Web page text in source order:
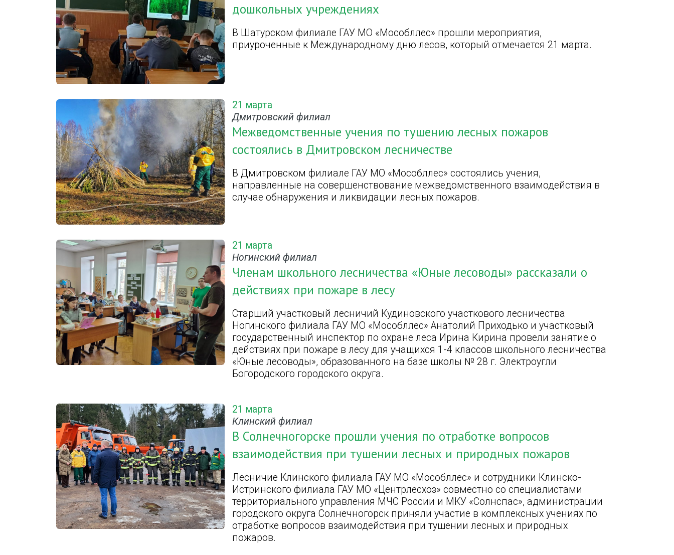
дошкольных учреждениях
В Шатурском филиале ГАУ МО «Мособллес» прошли мероприятия,
приуроченные к Международному дню лесов, который отмечается 21 марта.
21 марта
Дмитровский филиал
Межведомственные учения по тушению лесных пожаров
состоялись в Дмитровском лесничестве
В Дмитровском филиале ГАУ МО «Мособллес» состоялись учения,
направленные на совершенствование межведомственного взаимодействия в
случае обнаружения и ликвидации лесных пожаров.
21 марта
Ногинский филиал
Членам школьного лесничества «Юные лесоводы» рассказали о
действиях при пожаре в лесу
Старший участковый лесничий Кудиновского участкового лесничества
Ногинского филиала ГАУ МО «Мособллес» Анатолий Приходько и участковый
государственный инспектор по охране леса Ирина Кирина провели занятие о
действиях при пожаре в лесу для учащихся 1-4 классов школьного лесничества
«Юные лесоводы», образованного на базе школы № 28 г. Электроугли
Богородского городского округа.
21 марта
Клинский филиал
В Солнечногорске прошли учения по отработке вопросов
взаимодействия при тушении лесных и природных пожаров
Лесничие Клинского филиала ГАУ МО «Мособллес» и сотрудники Клинско-
Истринского филиала ГАУ МО «Центрлесхоз» совместно со специалистами
территориального управления МЧС России и МКУ «Солнспас», администрации
городского округа Солнечногорск приняли участие в комплексных учениях по
отработке вопросов взаимодействия при тушении лесных и природных
пожаров.